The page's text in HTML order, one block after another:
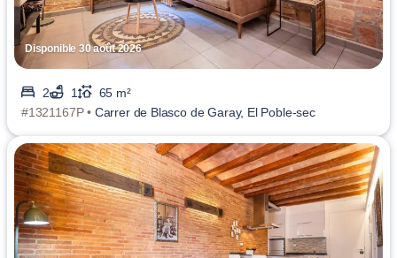
Disponible 30 août 2026
2 1
65 m²
#1321167P • Carrer de Blasco de Garay, El Poble-sec